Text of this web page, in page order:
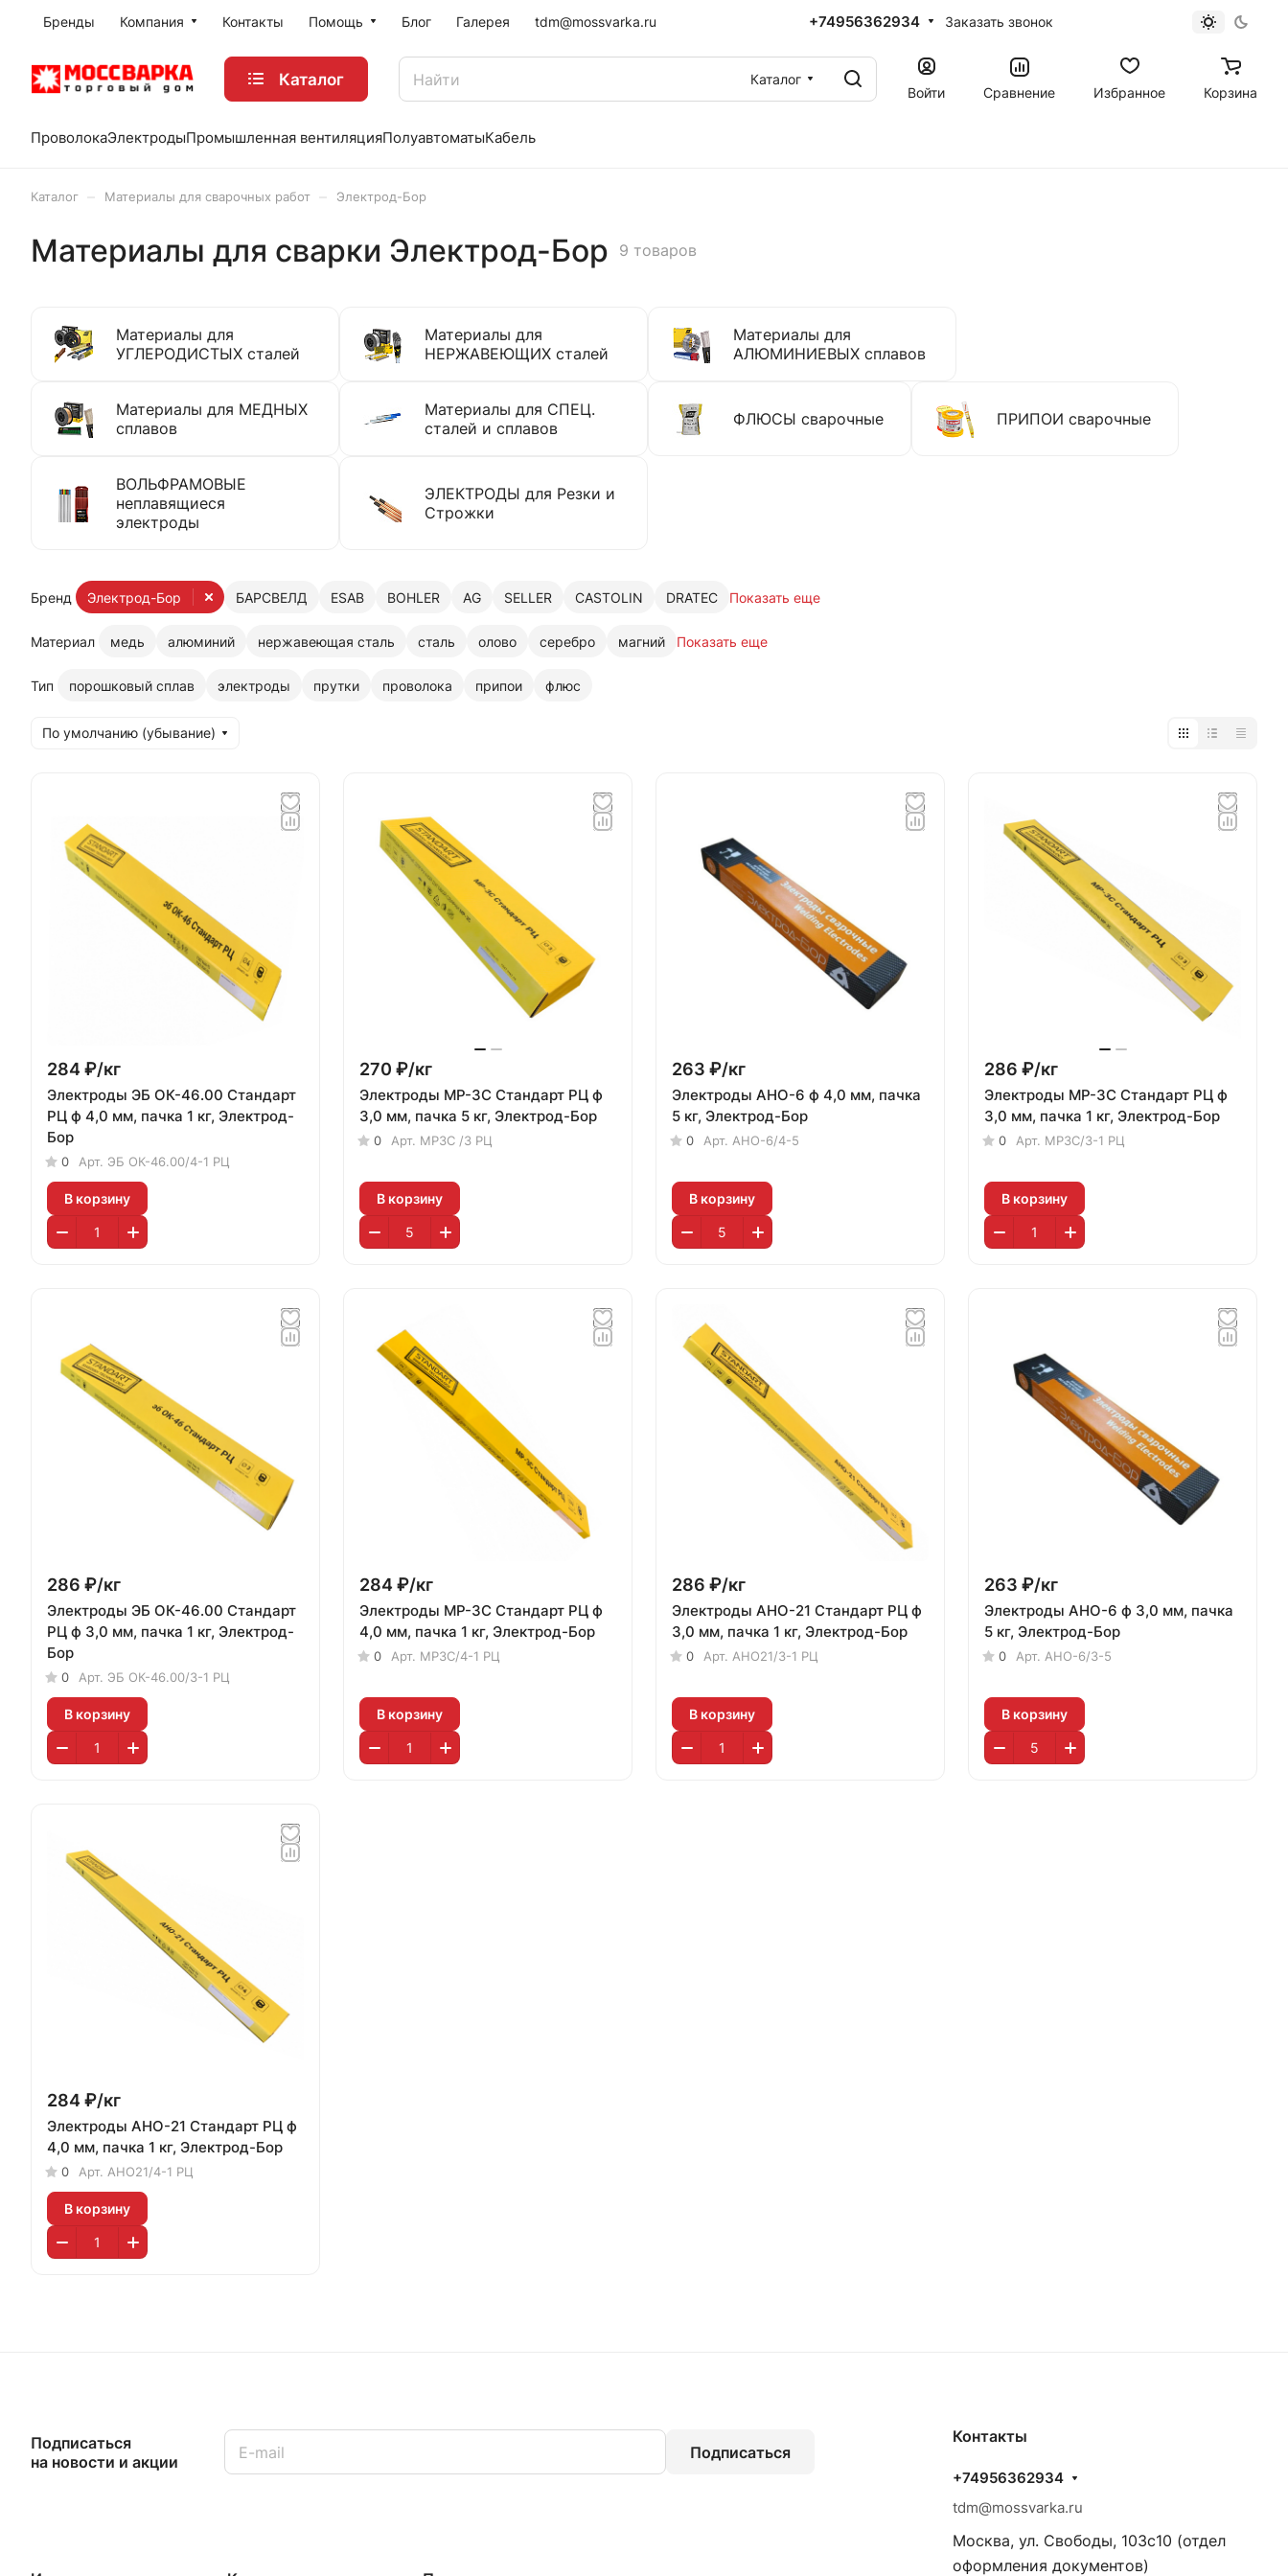
Бренды Компания Контакты Помощь Блог Галерея tdm@mossvarka.ru +74956362934 Заказать звонок
Каталог
Каталог
Войти
Сравнение Избранное Корзина
ПроволокаЭлектродыПромышленная вентиляцияПолуавтоматыКабель
Каталог Материалы для сварочных работ Электрод-Бор
Материалы для сварки Электрод-Бор 9 товаров
Материалы для
УГЛЕРОДИСТЫХ сталей
Материалы для
НЕРЖАВЕЮЩИХ сталей
Материалы для
АЛЮМИНИЕВЫХ сплавов
Материалы для МЕДНЫХ
сплавов
Материалы для СПЕЦ.
сталей и сплавов
ФЛЮСЫ сварочные ПРИПОИ сварочные
ВОЛЬФРАМОВЫЕ
неплавящиеся
электроды
ЭЛЕКТРОДЫ для Резки и
Строжки
Бренд БАРСВЕЛД ESAB BOHLER AG SELLER CASTOLIN DRATEC
Электрод-Бор Показать еще
Материал медь алюминий нержавеющая сталь сталь олово серебро магний Показать еще
Тип порошковый сплав электроды прутки проволока припои флюс
По умолчанию (убывание)
284 ₽/кг
Электроды ЭБ ОК-46.00 Стандарт
РЦ ф 4,0 мм, пачка 1 кг, Электрод-
Бор
0 Арт. ЭБ ОК-46.00/4-1 РЦ
В корзину
270 ₽/кг
Электроды МР-3С Стандарт РЦ ф
3,0 мм, пачка 5 кг, Электрод-Бор
0 Арт. МР3С /3 РЦ
В корзину
263 ₽/кг
Электроды АНО-6 ф 4,0 мм, пачка
5 кг, Электрод-Бор
0 Арт. АНО-6/4-5
В корзину
286 ₽/кг
Электроды МР-3С Стандарт РЦ ф
3,0 мм, пачка 1 кг, Электрод-Бор
0 Арт. МР3С/3-1 РЦ
В корзину
286 ₽/кг
Электроды ЭБ ОК-46.00 Стандарт
РЦ ф 3,0 мм, пачка 1 кг, Электрод-
Бор
0 Арт. ЭБ ОК-46.00/3-1 РЦ
В корзину
284 ₽/кг
Электроды МР-3С Стандарт РЦ ф
4,0 мм, пачка 1 кг, Электрод-Бор
0 Арт. МР3С/4-1 РЦ
В корзину
286 ₽/кг
Электроды АНО-21 Стандарт РЦ ф
3,0 мм, пачка 1 кг, Электрод-Бор
0 Арт. АНО21/3-1 РЦ
В корзину
263 ₽/кг
Электроды АНО-6 ф 3,0 мм, пачка
5 кг, Электрод-Бор
0 Арт. АНО-6/3-5
В корзину
284 ₽/кг
Электроды АНО-21 Стандарт РЦ ф
4,0 мм, пачка 1 кг, Электрод-Бор
0 Арт. АНО21/4-1 РЦ
В корзину
Подписаться
на новости и акции
Подписаться
Контакты
+74956362934
tdm@mossvarka.ru
Москва, ул. Свободы, 103с10 (отдел
оформления документов)